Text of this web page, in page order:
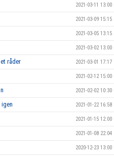
2021-03-11 13:00
2021-03-09 15:15
2021-03-05 13:15
2021-03-02 13:00
råder 2021-03-01 17:17
2021-02-12 15:00
2021-02-02 10:30
2021-01-22 16:58
2021-01-15 12:00
2021-01-08 22:04
2020-12-23 13:00